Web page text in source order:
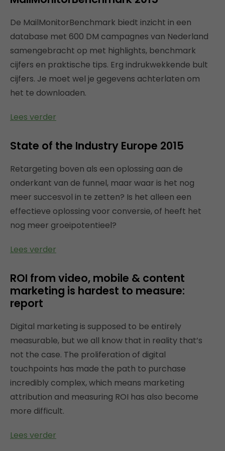
De MailMonitorBenchmark biedt inzicht in een
database met 600 DM campagnes van Nederland
samengebracht op met highlights, benchmark
cijfers en praktische tips. Erg indrukwekkende bult
cijfers. Je moet wel je gegevens achterlaten om
het te downloaden.
Lees verder
State of the Industry Europe 2015
Retargeting boven als een oplossing aan de
onderkant van de funnel, maar waar is het nog
meer succesvol in te zetten? Is het alleen een
effectieve oplossing voor conversie, of heeft het
nog meer groeipotentieel?
Lees verder
ROI from video, mobile & content
marketing is hardest to measure:
report
Digital marketing is supposed to be entirely
measurable, but we all know that in reality that’s
not the case. The proliferation of digital
touchpoints has made the path to purchase
incredibly complex, which means marketing
attribution and measuring ROI has also become
more difficult.
Lees verder